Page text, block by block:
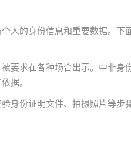
人的身份信息和重要数据。下
要求在各种场合出示。中非身
据。
身份证明文件、拍摄照片等步